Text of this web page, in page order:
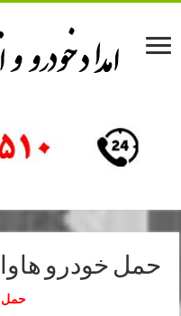
حمل خودرو
حمل